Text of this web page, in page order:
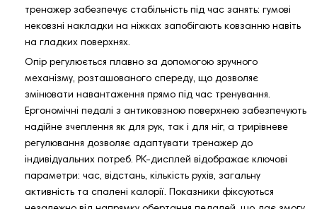
тренажер забезпечує стабільність під час занять: гумові
нековзні накладки на ніжках запобігають ковзанню навіть
на гладких поверхнях.
Опір регулюється плавно за допомогою зручного
механізму, розташованого спереду, що дозволяє
змінювати навантаження прямо під час тренування.
Ергономічні педалі з антиковзною поверхнею забезпечують
надійне зчеплення як для рук, так і для ніг, а трирівневе
регулювання дозволяє адаптувати тренажер до
індивідуальних потреб. РК-дисплей відображає ключові
параметри: час, відстань, кількість рухів, загальну
активність та спалені калорії. Показники фіксуються